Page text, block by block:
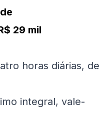
29 mil
horas diárias, de
integral, vale-